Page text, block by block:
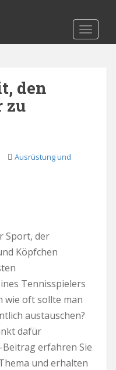
den
zu
Ausrüstung und
Sport, der
Köpfchen
Tennisspielers
wie oft sollte man
austauschen?
dafür
Beitrag erfahren Sie
und erhalten